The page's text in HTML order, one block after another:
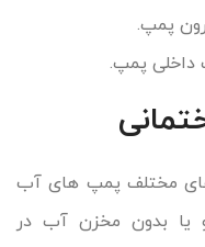
پمپ.
داخلی پمپ.
مختلف پمپ های آب
یا بدون مخزن آب در